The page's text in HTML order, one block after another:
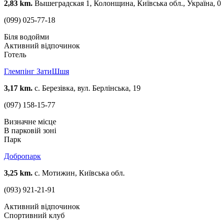
2,83 km. Вышеградская 1, Колонщина, Київська обл., Україна,
(099) 025-77-18
Біля водойми
Активний відпочинок
Готель
Глемпінг ЗатиШшя
3,17 km. с. Березівка, вул. Берлінська, 19
(097) 158-15-77
Визначне місце
В парковій зоні
Парк
Добропарк
3,25 km. с. Мотижин, Київська обл.
(093) 921-21-91
Активний відпочинок
Спортивний клуб